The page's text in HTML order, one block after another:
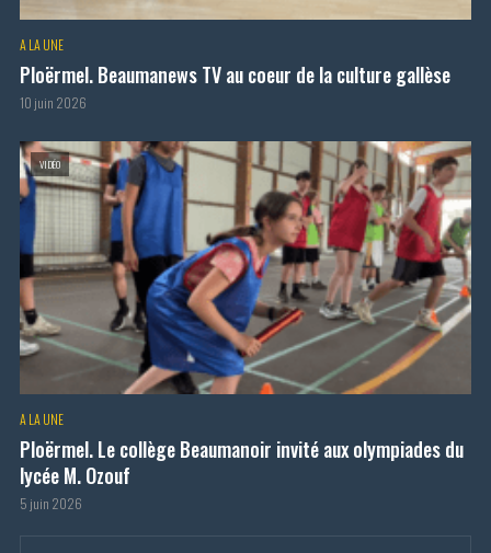
A LA UNE
Ploërmel. Beaumanews TV au coeur de la culture gallèse
10 juin 2026
VIDÉO
A LA UNE
Ploërmel. Le collège Beaumanoir invité aux olympiades du
lycée M. Ozouf
5 juin 2026